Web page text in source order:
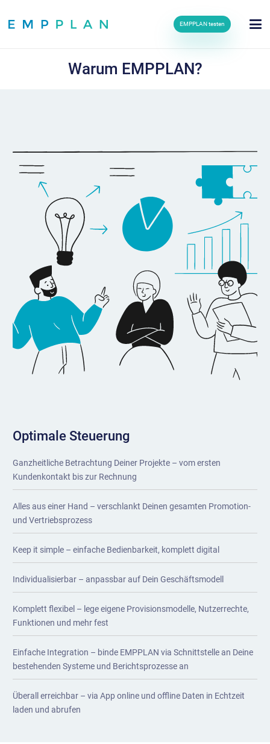
EMPPLAN testen
Warum EMPPLAN?
Optimale Steuerung
Ganzheitliche Betrachtung Deiner Projekte – vom ersten
Kundenkontakt bis zur Rechnung
Alles aus einer Hand – verschlankt Deinen gesamten Promotion-
und Vertriebsprozess
Keep it simple – einfache Bedienbarkeit, komplett digital
Individualisierbar – anpassbar auf Dein Geschäftsmodell
Komplett flexibel – lege eigene Provisionsmodelle, Nutzerrechte,
Funktionen und mehr fest
Einfache Integration – binde EMPPLAN via Schnittstelle an Deine
bestehenden Systeme und Berichtsprozesse an
Überall erreichbar – via App online und offline Daten in Echtzeit
laden und abrufen